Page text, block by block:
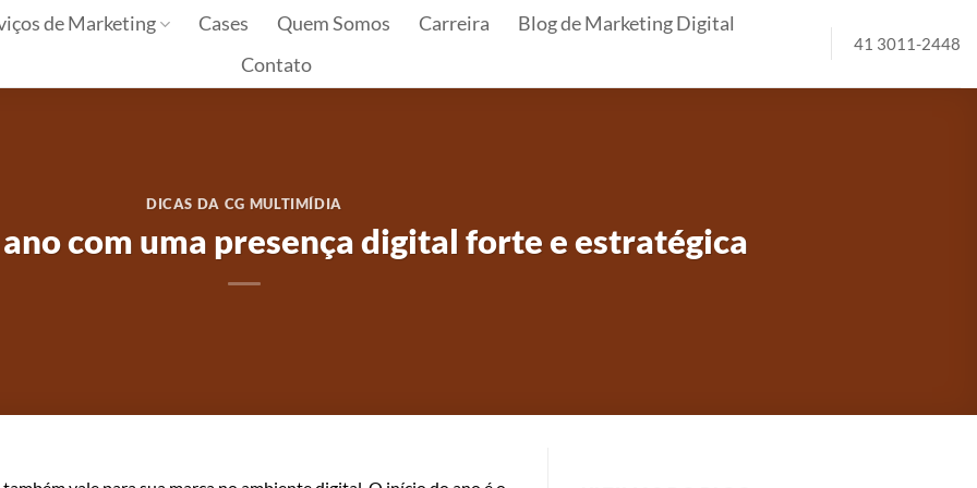
de Marketing Cases Quem Somos Carreira
Blog de Marketing Digital
Contato
41 3011-2448
DICAS DA CG MULTIMÍDIA
com uma presença digital forte e estratégica